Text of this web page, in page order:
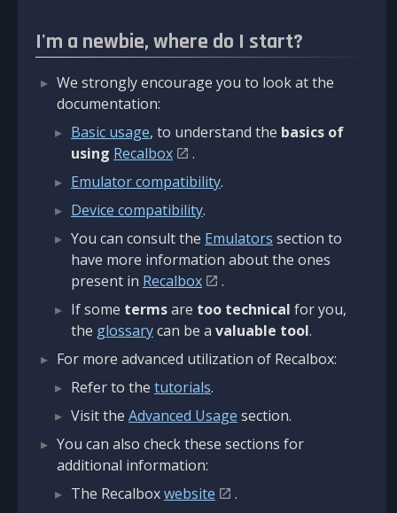
I'm a newbie, where do I start?
We strongly encourage you to look at the
documentation:
Basic usage, to understand the basics of
using Recalbox
.
Emulator compatibility.
Device compatibility.
You can consult the Emulators section to
have more information about the ones
present in Recalbox
.
If some termsare too technical for you,
the glossarycan be a valuable tool.
For more advanced utilization of Recalbox:
Refer to the tutorials.
Visit the Advanced Usage section.
You can also check these sections for
additional information:
The Recalboxwebsite
.